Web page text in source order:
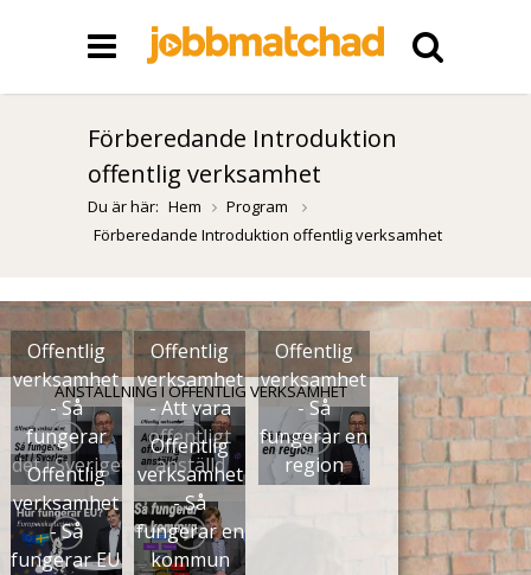
Förberedande Introduktion
offentlig verksamhet
Du är här: Hem
Program
Förberedande Introduktion offentlig verksamhet
ANSTÄLLNING I OFFENTLIG VERKSAMHET
Offentlig
verksamhet
- Så
fungerar
det i Sverige
Offentlig
verksamhet
- Att vara
offentligt
anställd
Offentlig
verksamhet
- Så
fungerar en
region
Offentlig
verksamhet
- Så
fungerar EU
Offentlig
verksamhet
- Så
fungerar en
kommun